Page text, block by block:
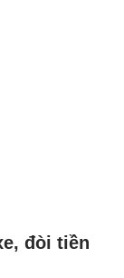
đòi tiền